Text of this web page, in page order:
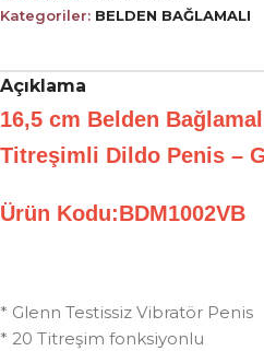
Kategoriler: BELDEN BAĞLAMALI
Açıklama
16,5 cm Belden
Titreşimli Dildo Penis –
Ürün Kodu:BDM1002VB
* Glenn Testissiz Vibratör Penis
* 20 Titreşim fonksiyonlu